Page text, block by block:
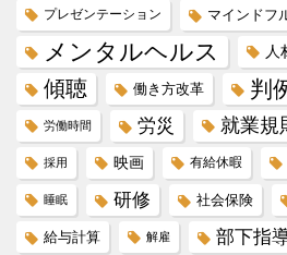
プレゼンテーション マインドフ
メンタルヘルス 人
傾聴 働き方改革 判
労働時間 労災 就業規
採用 映画 有給休暇
睡眠 研修 社会保険
給与計算 解雇 部下指